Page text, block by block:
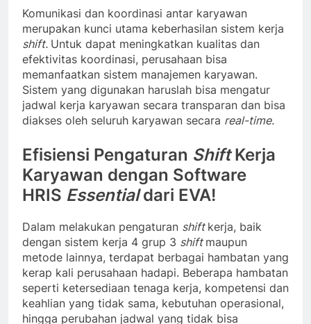
Komunikasi dan koordinasi antar karyawan
merupakan kunci utama keberhasilan sistem kerja
shift. Untuk dapat meningkatkan kualitas dan
efektivitas koordinasi, perusahaan bisa
memanfaatkan sistem manajemen karyawan.
Sistem yang digunakan haruslah bisa mengatur
jadwal kerja karyawan secara transparan dan bisa
diakses oleh seluruh karyawan secara real-time.
Efisiensi Pengaturan ShiftKerja
Karyawan dengan Software
HRIS Essentialdari EVA!
Dalam melakukan pengaturan shift kerja, baik
dengan sistem kerja 4 grup 3 shift maupun
metode lainnya, terdapat berbagai hambatan yang
kerap kali perusahaan hadapi. Beberapa hambatan
seperti ketersediaan tenaga kerja, kompetensi dan
keahlian yang tidak sama, kebutuhan operasional,
hingga perubahan jadwal yang tidak bisa